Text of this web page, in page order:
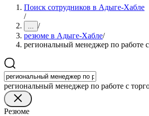
Поиск сотрудников в Адыге-Хабле
/
... /
резюме в Адыге-Хабле/
региональный менеджер по работе
региональный менеджер по работе с
Резюме